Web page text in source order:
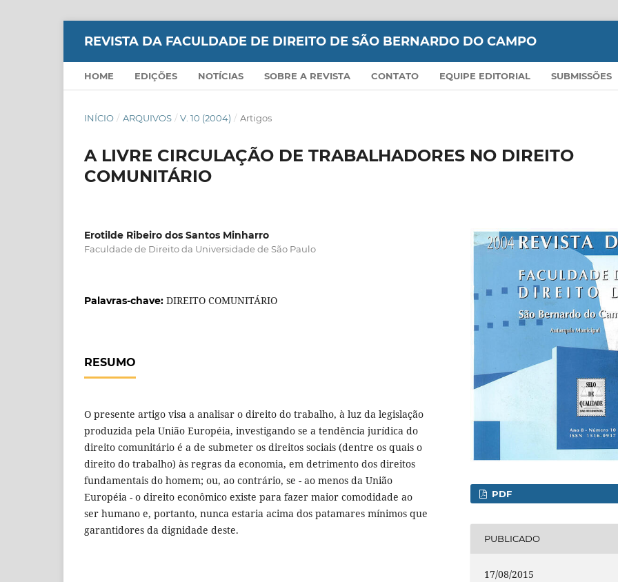
REVISTA DA FACULDADE DE DIREITO DE SÃO BERNARDO DO CAMPO
HOME EDIÇÕES NOTÍCIAS SOBRE A REVISTA CONTATO EQUIPE EDITORIAL SUBMISSÕES
INÍCIO / ARQUIVOS / V. 10 (2004) / Artigos
A LIVRE CIRCULAÇÃO DE TRABALHADORES NO DIREITO
COMUNITÁRIO
Erotilde Ribeiro dos Santos Minharro
Faculdade de Direito da Universidade de São Paulo
Palavras-chave: DIREITO COMUNITÁRIO
RESUMO
O presente artigo visa a analisar o direito do trabalho, à luz da legislação
produzida pela União Européia, investigando se a tendência jurídica do
direito comunitário é a de submeter os direitos sociais (dentre os quais o
direito do trabalho) às regras da economia, em detrimento dos direitos
fundamentais do homem; ou, ao contrário, se - ao menos da União
Européia - o direito econômico existe para fazer maior comodidade ao
ser humano e, portanto, nunca estaria acima dos patamares mínimos que
garantidores da dignidade deste.
PDF
PUBLICADO
17/08/2015